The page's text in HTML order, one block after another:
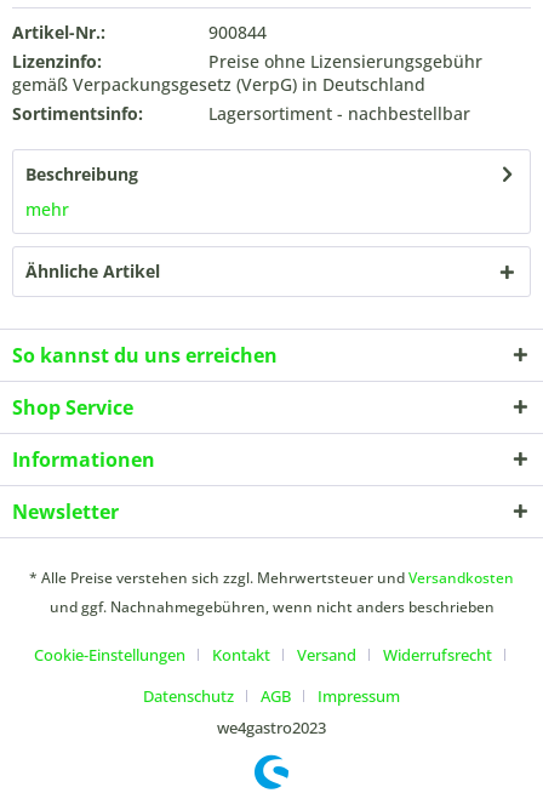
Artikel-Nr.:
900844
Lizenzinfo:
Preise ohne Lizensierungsgebühr
gemäß Verpackungsgesetz (VerpG) in Deutschland
Sortimentsinfo:
Lagersortiment - nachbestellbar
Beschreibung
mehr
Ähnliche Artikel
So kannst du uns erreichen
Shop Service
Informationen
Newsletter
* Alle Preise verstehen sich zzgl. Mehrwertsteuer undVersandkosten
und ggf. Nachnahmegebühren, wenn nicht anders beschrieben
Cookie-Einstellungen Kontakt Versand
Widerrufsrecht
Datenschutz
AGB
Impressum
we4gastro2023